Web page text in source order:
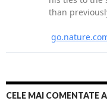
CELE MAI COMENTATE